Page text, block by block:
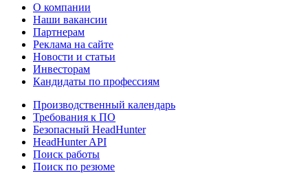
О компании
Наши вакансии
Партнерам
Реклама на сайте
Новости и статьи
Инвесторам
Кандидаты по профессиям
Производственный календарь
Требования к ПО
Безопасный HeadHunter
HeadHunter API
Поиск работы
Поиск по резюме